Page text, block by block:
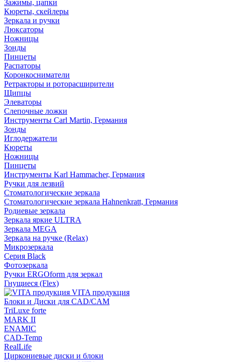
Зажимы, цапки
Кюреты, скейлеры
Зеркала и ручки
Люксаторы
Ножницы
Зонды
Пинцеты
Распаторы
Коронкосниматели
Ретракторы и роторасширители
Щипцы
Элеваторы
Слепочные ложки
Инструменты Carl Martin, Германия
Зонды
Иглодержатели
Кюреты
Ножницы
Пинцеты
Инструменты Karl Hammacher, Германия
Ручки для лезвий
Стоматологические зеркала
Стоматологические зеркала Hahnenkratt, Германия
Родиевые зеркала
Зеркала яркие ULTRA
Зеркала MEGA
Зеркала на ручке (Relax)
Микрозеркала
Серия Black
Фотозеркала
Ручки ERGOform для зеркал
Гнущиеся (Flex)
VITA продукция
Блоки и Диски для CAD/CAM
TriLuxe forte
MARK II
ENAMIC
CAD-Temp
RealLife
Циркониевые диски и блоки